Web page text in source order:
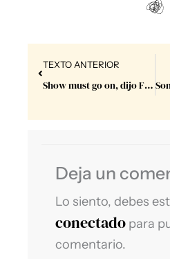
Prev
TEXTO ANTERIOR
Show must go on, dijo Freddy.
Deja un
Lo siento, debes
conectado para
comentario.